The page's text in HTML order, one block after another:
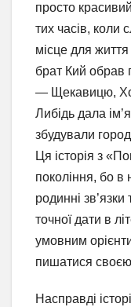
просто
тих часів, коли
місце для життя
брат Кий обрав
— Щекавицю,
Либідь дала
збудували
Ця історія з
покоління, бо в
родинні
точної дати в
умовним
пишатися
Насправді